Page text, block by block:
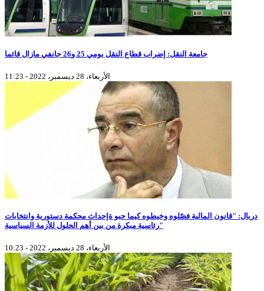
جامعة النقل: إضراب قطاع النقل يومي 25 و26 جانفي مازال قائما
الأربعاء، 28 ديسمبر، 2022 - 11:23
دربال: "قانون المالية فصّلوه وخيطوه كيما حبو ةإحداث محكمة دستورية وانتخابات
رئاسية مبكرة من بين أهم الحلول للأزمة السياسية"
الأربعاء، 28 ديسمبر، 2022 - 10:23